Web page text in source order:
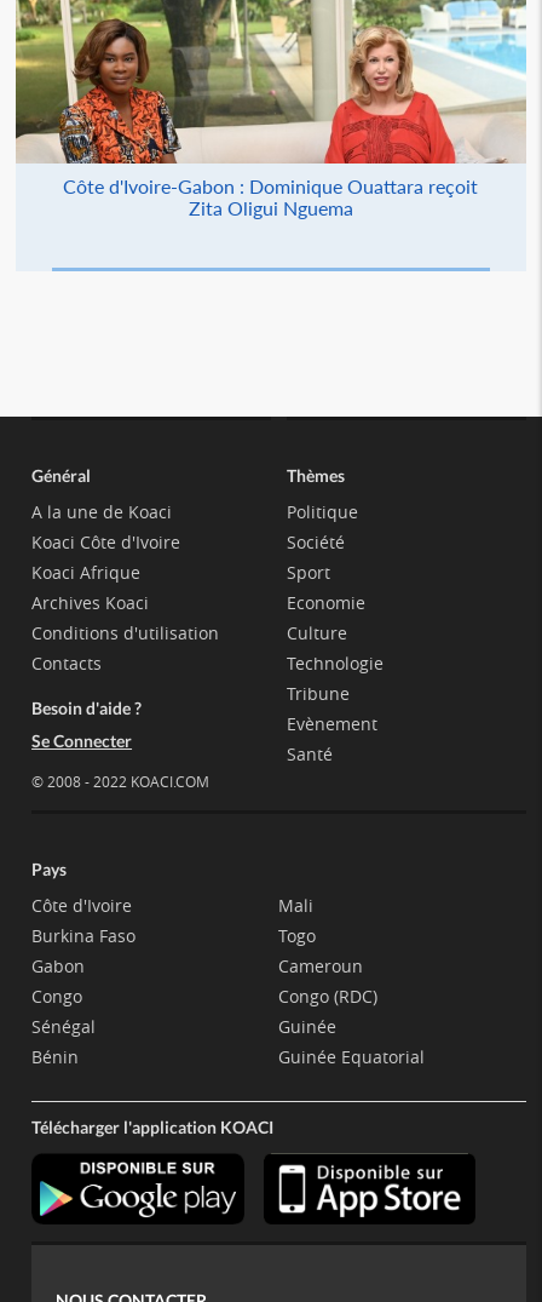
Côte d'Ivoire-Gabon : Dominique Ouattara reçoit
Zita Oligui Nguema
Général
A la une de Koaci
Koaci Côte d'Ivoire
Koaci Afrique
Archives Koaci
Conditions d'utilisation
Contacts
Besoin d'aide ?
Se Connecter
© 2008 - 2022 KOACI.COM
Thèmes
Politique
Société
Sport
Economie
Culture
Technologie
Tribune
Evènement
Santé
Pays
Côte d'Ivoire
Burkina Faso
Gabon
Congo
Sénégal
Bénin
Mali
Togo
Cameroun
Congo (RDC)
Guinée
Guinée Equatorial
Télécharger l'application KOACI